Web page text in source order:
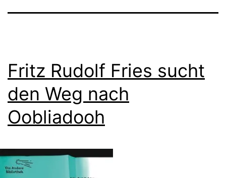
Fritz Rudolf Fries sucht
den Weg nach
Oobliadooh